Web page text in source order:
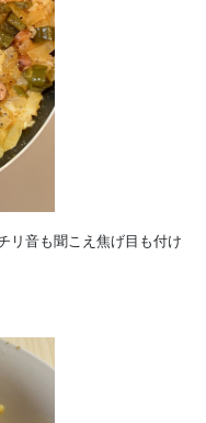
リ音も聞こえ焦げ目も付け